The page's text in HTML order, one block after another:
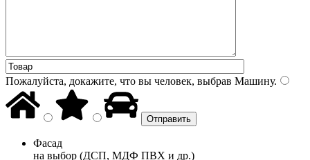
Пожалуйста, докажите, что вы человек, выбрав Машину.
Фасад
на выбор (ДСП, МДФ ПВХ и др.)